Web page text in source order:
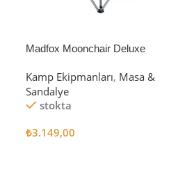
Madfox Moonchair Deluxe
Siyah/Gri
Kamp Ekipmanları, Masa &
Sandalye
stokta
₺3.149,00